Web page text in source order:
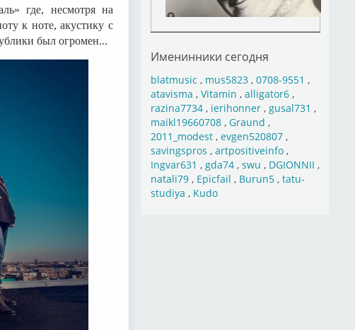
где, несмотря на
к ноте, акустику с
был огромен...
Именинники сегодня
blatmusic , mus5823, 0708-9551 ,
atavisma , Vitamin , alligator6,
razina7734, ierihonner, gusal731 ,
maikl19660708, Graund ,
2011_modest, evgen520807,
savingspros , artpositiveinfo,
Ingvar631 , gda74, swu , DGIONNII ,
natali79, Epicfail , Burun5, tatu-
studiya , Kudo